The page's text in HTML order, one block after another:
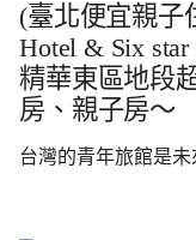
(臺北便宜親子
Hotel & Six
精華東區地段
房、親子房～
台灣的青年旅館是